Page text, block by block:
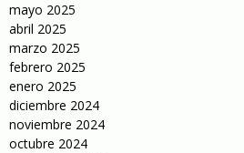
mayo 2025
abril 2025
marzo 2025
febrero 2025
enero 2025
diciembre 2024
noviembre 2024
octubre 2024